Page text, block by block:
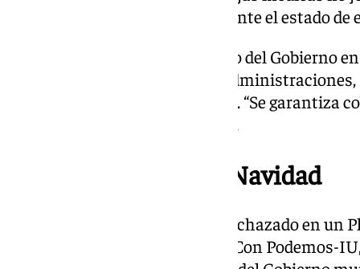
expedientes disciplinarios durante el estado de
Francisco Toscano, subdelegado del Gobierno
“operación coordinada” entre
Policía Nacional o Guardia Civil. “Se garantiza
servicios municipales”, aseguró.
Rechazo del Plan de Navidad
El Plan de Navidad inicial fue rechazado en un
votos en contra de PSOE, Vox y Con Podemos-